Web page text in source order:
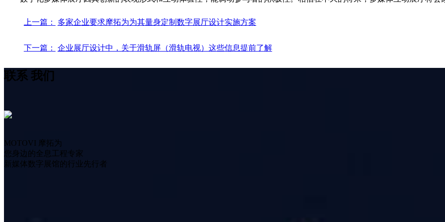
上一篇： 多家企业要求摩拓为为其量身定制数字展厅设计实施方案
下一篇： 企业展厅设计中，关于滑轨屏（滑轨电视）这些信息提前了解
联系 我们
MOTOVI 摩拓为
您身边的全息工程专家
新媒体数字展馆的行业先行者